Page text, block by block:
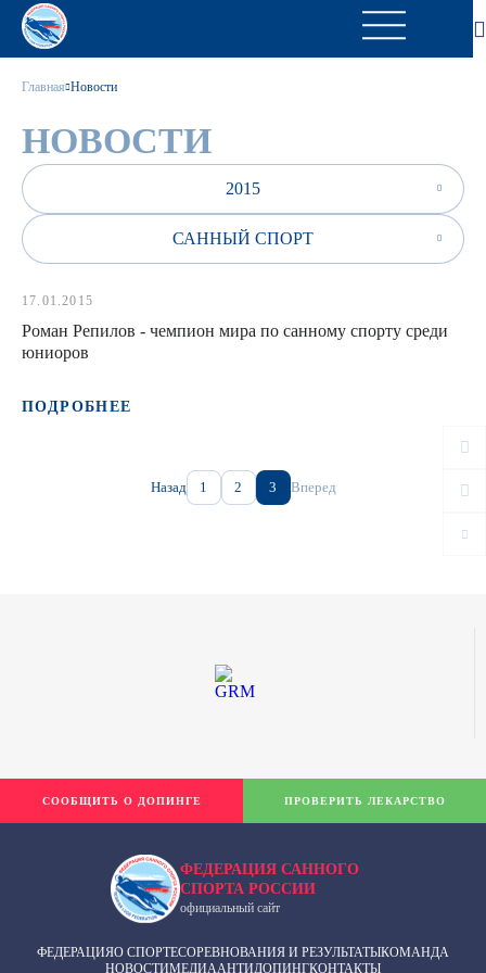
Главная Новости
НОВОСТИ
2015
САННЫЙ СПОРТ
17.01.2015
Роман Репилов - чемпион мира по санному спорту среди
юниоров
ПОДРОБНЕЕ
Назад 1 2 3 Вперед
ФЕДЕРАЦИЯ САННОГО
СПОРТА РОССИИ
официальный сайт
ФЕДЕРАЦИЯО СПОРТЕСОРЕВНОВАНИЯ И РЕЗУЛЬТАТЫКОМАНДА
НОВОСТИМЕДИААНТИДОПИНГКОНТАКТЫ
СООБЩИТЬ О ДОПИНГЕ ПРОВЕРИТЬ ЛЕКАРСТВО